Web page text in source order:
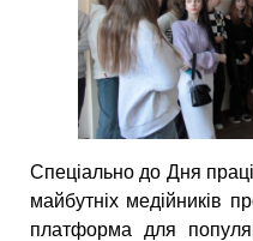
Спеціально до Дня
майбутніх медійників
платформа для